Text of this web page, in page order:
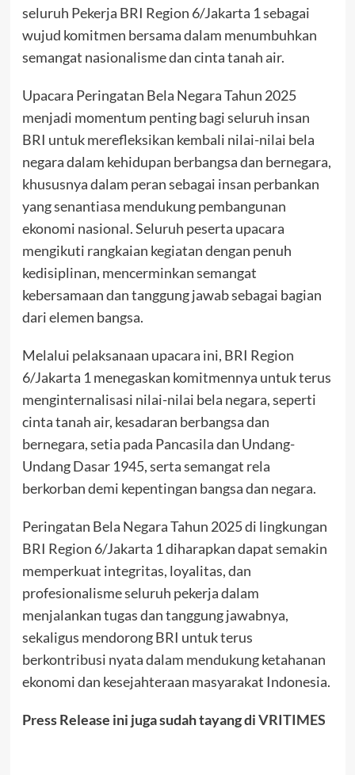
seluruh Pekerja BRI Region 6/Jakarta 1 sebagai
wujud komitmen bersama dalam menumbuhkan
semangat nasionalisme dan cinta tanah air.
Upacara Peringatan Bela Negara Tahun 2025
menjadi momentum penting bagi seluruh insan
BRI untuk merefleksikan kembali nilai-nilai bela
negara dalam kehidupan berbangsa dan bernegara,
khususnya dalam peran sebagai insan perbankan
yang senantiasa mendukung pembangunan
ekonomi nasional. Seluruh peserta upacara
mengikuti rangkaian kegiatan dengan penuh
kedisiplinan, mencerminkan semangat
kebersamaan dan tanggung jawab sebagai bagian
dari elemen bangsa.
Melalui pelaksanaan upacara ini, BRI Region
6/Jakarta 1 menegaskan komitmennya untuk terus
menginternalisasi nilai-nilai bela negara, seperti
cinta tanah air, kesadaran berbangsa dan
bernegara, setia pada Pancasila dan Undang-
Undang Dasar 1945, serta semangat rela
berkorban demi kepentingan bangsa dan negara.
Peringatan Bela Negara Tahun 2025 di lingkungan
BRI Region 6/Jakarta 1 diharapkan dapat semakin
memperkuat integritas, loyalitas, dan
profesionalisme seluruh pekerja dalam
menjalankan tugas dan tanggung jawabnya,
sekaligus mendorong BRI untuk terus
berkontribusi nyata dalam mendukung ketahanan
ekonomi dan kesejahteraan masyarakat Indonesia.
Press Release ini juga sudah tayang diVRITIMES